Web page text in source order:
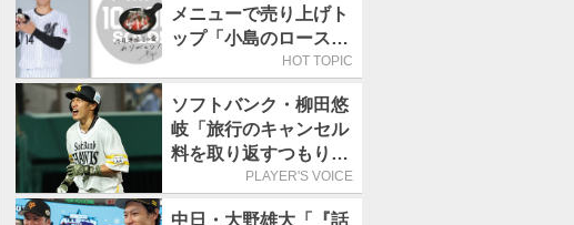
メニューで売り上げト
ップ「小島のロースト
ビーフ丼」が4年連続
HOT TOPIC
ソフトバンク・柳田悠
岐「旅行のキャンセル
料を取り返すつもりで
出場しました(笑)」／
PLAYER'S VOICE
中日・大野雄大「『話